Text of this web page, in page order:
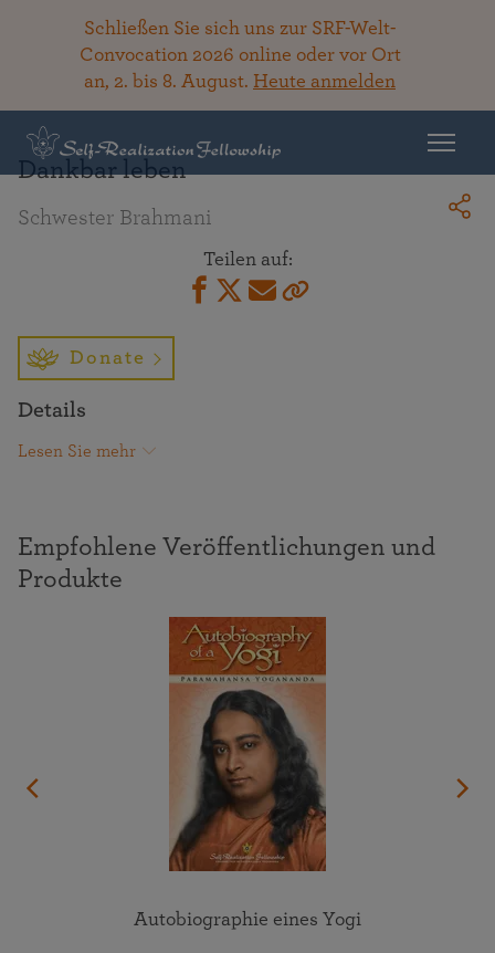
Schließen Sie sich uns zur SRF-Welt-
Convocation 2026 online oder vor Ort
an, 2. bis 8. August. Heute anmelden
Dankbar leben
Schwester Brahmani
Teilen auf:
Donate
Details
Lesen Sie mehr
Empfohlene Veröffentlichungen und
Produkte
Autobiographie eines Yogi